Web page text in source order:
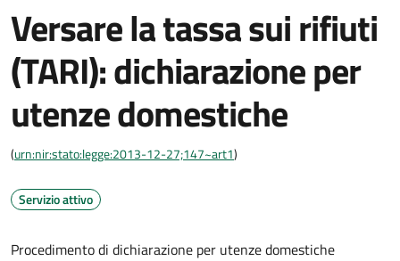
Versare la tassa sui rifiuti
(TARI): dichiarazione per
utenze domestiche
(urn:nir:stato:legge:2013-12-27;147~art1)
Servizio attivo
Procedimento di dichiarazione per utenze domestiche